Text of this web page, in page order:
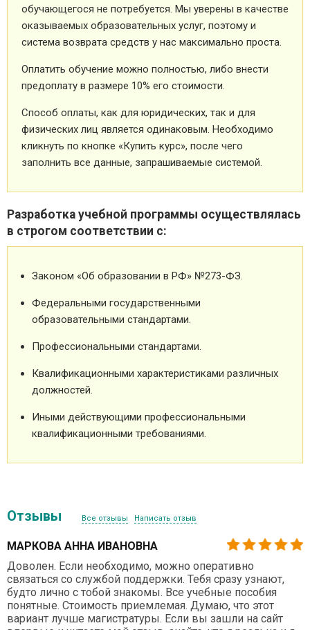
обучающегося не потребуется. Мы уверены в качестве
оказываемых образовательных услуг, поэтому и
система возврата средств у нас максимально проста.
Оплатить обучение можно полностью, либо внести
предоплату в размере 10% его стоимости.
Способ оплаты, как для юридических, так и для
физических лиц является одинаковым. Необходимо
кликнуть по кнопке «Купить курс», после чего
заполнить все данные, запрашиваемые системой.
Разработка учебной программы осуществлялась
в строгом соответствии с:
Законом «Об образовании в РФ» №273-ФЗ.
Федеральными государственными
образовательными стандартами.
Профессиональными стандартами.
Квалификационными характеристиками различных
должностей.
Иными действующими профессиональными
квалификационными требованиями.
Отзывы Все отзывы Написать отзыв
МАРКОВА АННА ИВАНОВНА
Доволен. Если необходимо, можно оперативно
связаться со службой поддержки. Тебя сразу узнают,
будто лично с тобой знакомы. Все учебные пособия
понятные. Стоимость приемлемая. Думаю, что этот
вариант лучше магистратуры. Если вы зашли на сайт